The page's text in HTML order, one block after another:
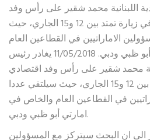
اللبنانية محمد شقير على رأس وفد
اقتصادي الى الامارات في زيارة تمتد بين 12 و15 الجاري، حيث
الاماراتيين في القطاعين العام
والخاص في امارتي أبو ظبي ودبي. 11/05/2018 يغادر رئيس
محمد شقير على رأس وفد اقتصادي
الى الامارات في زيارة تمتد بين 12 و15 الجاري، حيث سيلتقي عددا
في القطاعين العام والخاص في
امارتي أبو ظبي ودبي.
الى ان البحث سيتركز مع المسؤولين